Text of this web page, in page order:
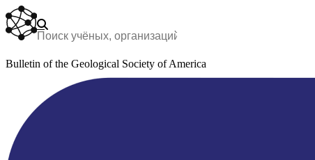
Bulletin of the Geological Society of America